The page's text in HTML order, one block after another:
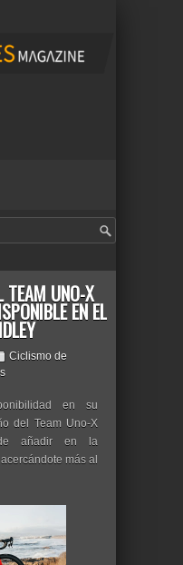
TEAM UNO-X
EN EL
Ciclismo de
en su
del Team Uno-X
añadir en la
más al